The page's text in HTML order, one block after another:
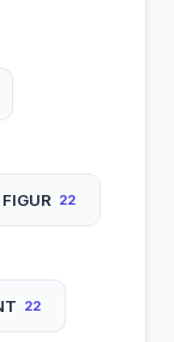
22
22